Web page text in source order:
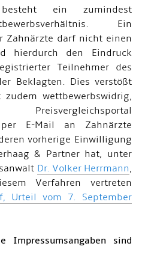
besteht ein zumindest
Ein
Zahnärzte darf nicht einen
hierdurch den Eindruck
Teilnehmer des
Beklagten. Dies verstößt
wettbewerbswidrig,
per E-Mail an Zahnärzte
vorherige Einwilligung
& Partner hat, unter
Dr. Volker Herrmann,
Verfahren vertreten
Urteil vom 7. September
Impressumsangaben sind